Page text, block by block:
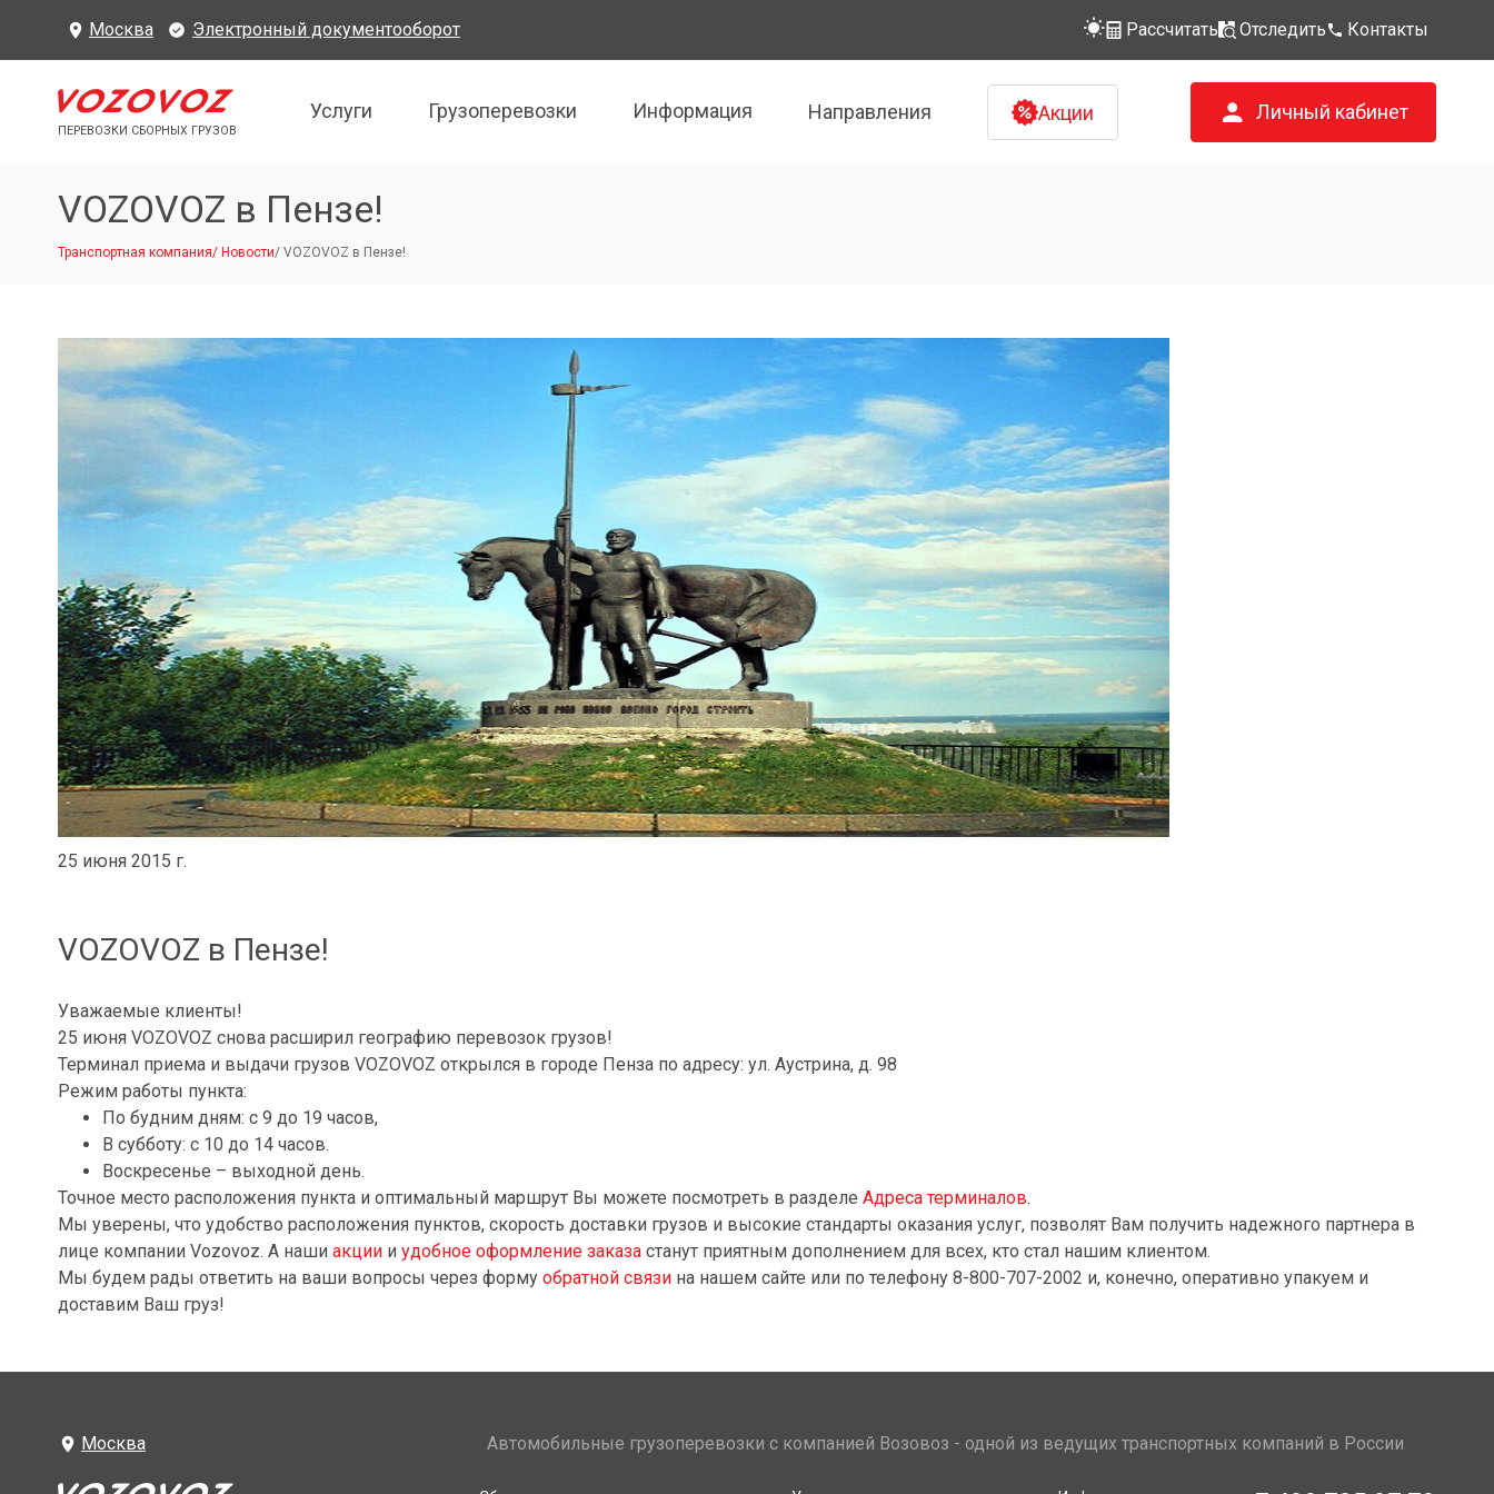
Москва Электронный документооборот Рассчитать Отследить Контакты
ПЕРЕВОЗКИ СБОРНЫХ ГРУЗОВ
Услуги Грузоперевозки Информация Направления Акции Личный кабинет
VOZOVOZ в Пензе!
Транспортная компания/ Новости/ VOZOVOZ в Пензе!
25 июня 2015 г.
VOZOVOZ в Пензе!
Уважаемые клиенты!
25 июня VOZOVOZ снова расширил географию перевозок грузов!
Терминал приема и выдачи грузов VOZOVOZ открылся в городе Пенза по адресу: ул. Аустрина, д. 98
Режим работы пункта:
По будним дням: с 9 до 19 часов,
В субботу: с 10 до 14 часов.
Воскресенье – выходной день.
Точное место расположения пункта и оптимальный маршрут Вы можете посмотреть в разделе Адреса терминалов.
Мы уверены, что удобство расположения пунктов, скорость доставки грузов и высокие стандарты оказания услуг, позволят Вам получить надежного партнера в
лице компании Vozovoz. А наши акции и удобное оформление заказа станут приятным дополнением для всех, кто стал нашим клиентом.
Мы будем рады ответить на ваши вопросы через форму обратной связи на нашем сайте или по телефону 8-800-707-2002 и, конечно, оперативно упакуем и
доставим Ваш груз!
Москва Автомобильные грузоперевозки с компанией Возовоз - одной из ведущих транспортных компаний в России